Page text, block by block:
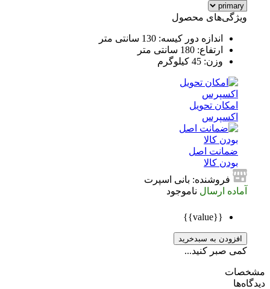
ویژگی‌های محصول
اندازه دور کیسه: 130 سانتی متر
ارتفاع: 180 سانتی متر
وزن: 45 کیلوگرم
امکان تحویل
اکسپرس
ضمانت اصل
بودن کالا
فروشنده: بانی اسپرت
آماده ارسال ناموجود
افزودن به سبدخرید
کمی صبر کنید...